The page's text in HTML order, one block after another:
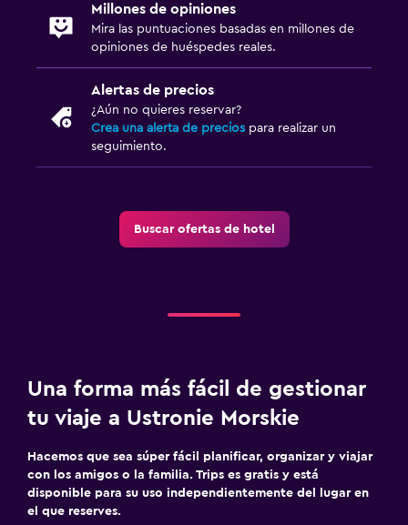
Millones de opiniones
Mira las puntuaciones basadas en millones de
opiniones de huéspedes reales.
Alertas de precios
¿Aún no quieres reservar?
Crea una alerta de precios para realizar un
seguimiento.
Buscar ofertas de hotel
Una forma más fácil de gestionar
tu viaje a Ustronie Morskie
Hacemos que sea súper fácil planificar, organizar y viajar
con los amigos o la familia. Trips es gratis y está
disponible para su uso independientemente del lugar en
el que reserves.